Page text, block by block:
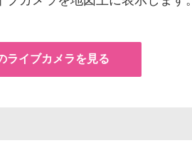
ライブカメラを見る